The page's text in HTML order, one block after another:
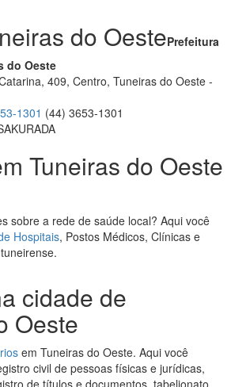
do OestePrefeitura
do Oeste
409, Centro, Tuneiras do Oeste -
1301 (44) 3653-1301
Tuneiras do Oeste
sobre a rede de saúde local? Aqui você
Hospitais, Postos Médicos, Clínicas e
cidade de
Oeste
em Tuneiras do Oeste. Aqui você
civil de pessoas físicas e jurídicas,
de títulos e documentos, tabelionato